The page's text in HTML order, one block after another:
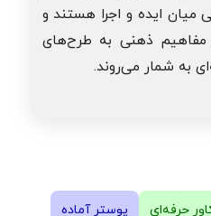
میان ایده و اجرا هستند و
مفاهیم ذهنی به طرح‌های
به شمار می‌روند.
حرفه‌ای پوستر آماده